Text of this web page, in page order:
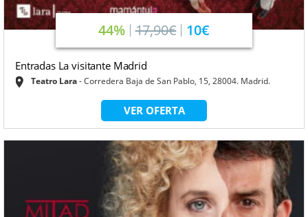
44% 17,90€ 10€
Entradas La visitante Madrid
Teatro Lara Corredera Baja de San Pablo, 15, 28004. Madrid.
VER OFERTA